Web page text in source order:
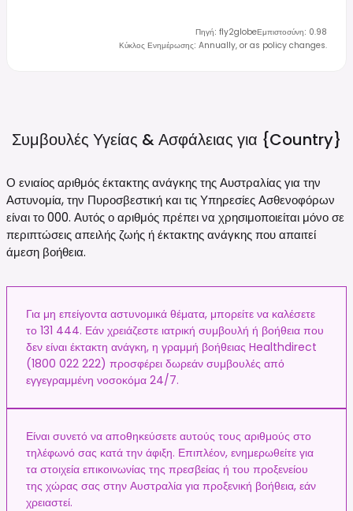
Πηγή: fly2globeΕμπιστοσύνη: 0.98
Κύκλος Ενημέρωσης: Annually, or as policy changes.
Συμβουλές Υγείας & Ασφάλειας για {country}
Ο ενιαίος αριθμός έκτακτης ανάγκης της Αυστραλίας για την
Αστυνομία, την Πυροσβεστική και τις Υπηρεσίες Ασθενοφόρων
είναι το 000. Αυτός ο αριθμός πρέπει να χρησιμοποιείται μόνο σε
περιπτώσεις απειλής ζωής ή έκτακτης ανάγκης που απαιτεί
άμεση βοήθεια.
Για μη επείγοντα αστυνομικά θέματα, μπορείτε να καλέσετε
το 131 444. Εάν χρειάζεστε ιατρική συμβουλή ή βοήθεια που
δεν είναι έκτακτη ανάγκη, η γραμμή βοήθειας Healthdirect
(1800 022 222) προσφέρει δωρεάν συμβουλές από
εγγεγραμμένη νοσοκόμα 24/7.
Είναι συνετό να αποθηκεύσετε αυτούς τους αριθμούς στο
τηλέφωνό σας κατά την άφιξη. Επιπλέον, ενημερωθείτε για
τα στοιχεία επικοινωνίας της πρεσβείας ή του προξενείου
της χώρας σας στην Αυστραλία για προξενική βοήθεια, εάν
χρειαστεί.